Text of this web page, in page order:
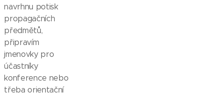
navrhnu potisk
propagačních
předmětů,
připravím
jmenovky pro
účastníky
konference nebo
třeba orientační